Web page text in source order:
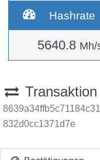
Hashrate
5640.8 Mh/
Transaktion
832d0cc1371d7e